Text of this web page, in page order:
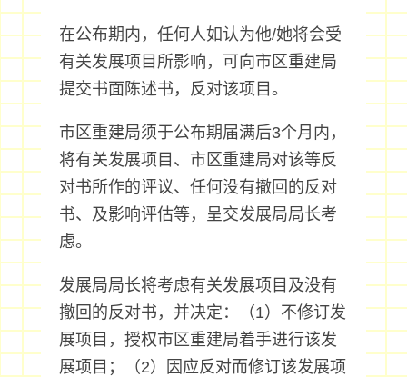
在公布期内，任何人如认为他/她将会受
有关发展项目所影响，可向市区重建局
提交书面陈述书，反对该项目。
市区重建局须于公布期届满后3个月内，
将有关发展项目、市区重建局对该等反
对书所作的评议、任何没有撤回的反对
书、及影响评估等，呈交发展局局长考
虑。
发展局局长将考虑有关发展项目及没有
撤回的反对书，并决定：（1）不修订发
展项目，授权市区重建局着手进行该发
展项目；（2）因应反对而修订该发展项